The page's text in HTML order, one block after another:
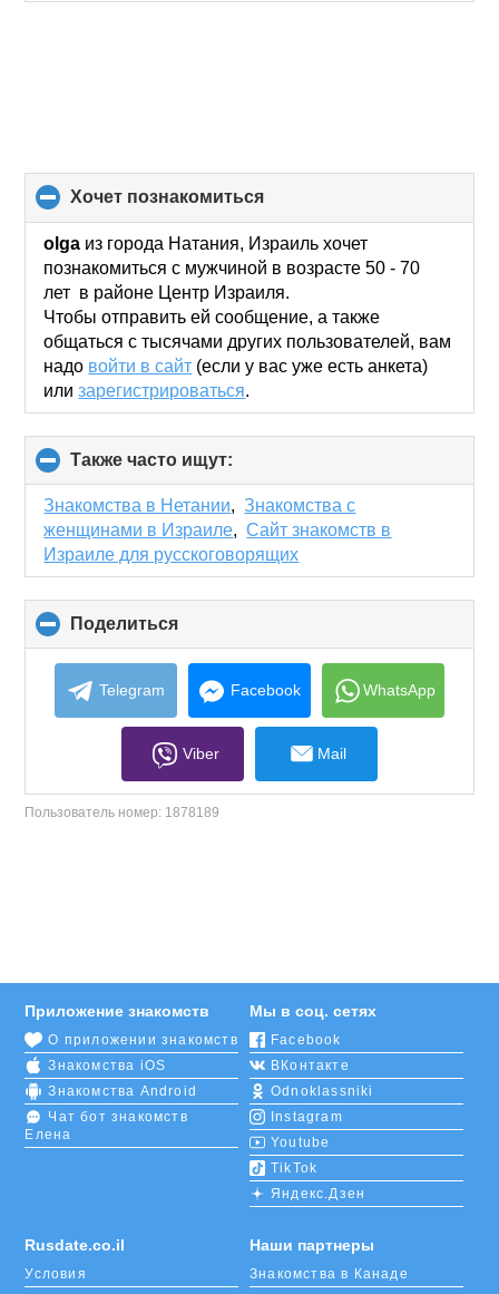
хочет познакомиться
to
collapse
contents
olga из города Натания, Израиль хочет
познакомиться с мужчиной в возрасте 50 - 70
лет в районе Центр Израиля.
Чтобы отправить ей сообщение, а также
общаться с тысячами других пользователей, вам
надо войти в сайт (если у вас уже есть анкета)
илизарегистрироваться.
Также часто ищут:
to
collapse
contents
Знакомства в Нетании,Знакомства с
женщинами в Израиле,Сайт знакомств в
Израиле для русскоговорящих
Поделиться
to
collapse
contents
Telegram Facebook WhatsApp
Viber Mail
Пользователь номер: 1878189
Rusdate.co.il
Условия
Приложение знакомств
О приложении знакомств
Знакомства iOS
Знакомства Android
Чат бот знакомств
Елена
Мы в соц. сетях
Facebook
ВКонтакте
Odnoklassniki
Instagram
Youtube
TikTok
Яндекс.Дзен
Наши партнеры
Знакомства в Канаде